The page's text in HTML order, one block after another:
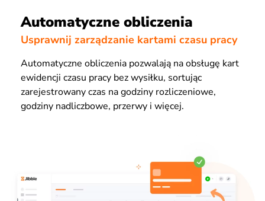
Automatyczne obliczenia
Usprawnij zarządzanie kartami czasu pracy
Automatyczne obliczenia pozwalają na obsługę kart
ewidencji czasu pracy bez wysiłku, sortując
zarejestrowany czas na godziny rozliczeniowe,
godziny nadliczbowe, przerwy i więcej.